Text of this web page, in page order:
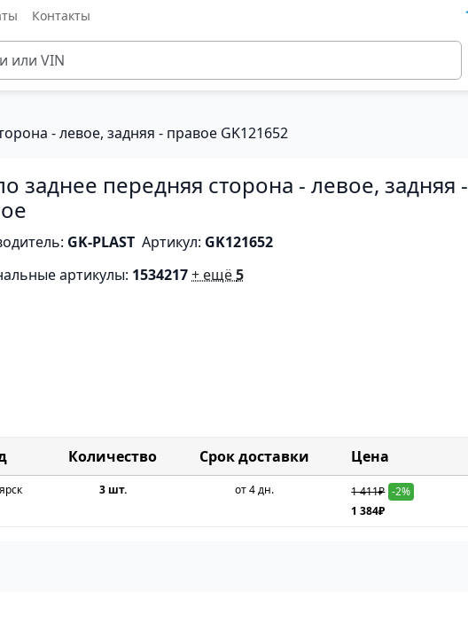
Контакты
- левое, задняя - правое GK121652
заднее передняя сторона - левое, задняя -
GK-PLAST Артикул: GK121652
артикулы: 1534217+ ещё5
Срок доставки Цена
3 шт. от 4 дн. 1 411₽ -2%
1 384₽